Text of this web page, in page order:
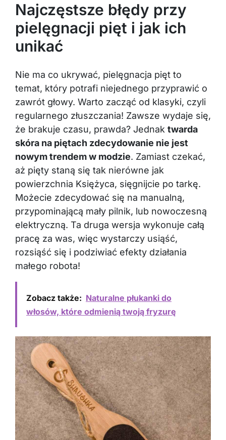
Najczęstsze błędy przy
pielęgnacji pięt i jak ich
unikać
Nie ma co ukrywać, pielęgnacja pięt to
temat, który potrafi niejednego przyprawić o
zawrót głowy. Warto zacząć od klasyki, czyli
regularnego złuszczania! Zawsze wydaje się,
że brakuje czasu, prawda? Jednak twarda
skóra na piętach zdecydowanie nie jest
nowym trendem w modzie. Zamiast czekać,
aż pięty staną się tak nierówne jak
powierzchnia Księżyca, sięgnijcie po tarkę.
Możecie zdecydować się na manualną,
przypominającą mały pilnik, lub nowoczesną
elektryczną. Ta druga wersja wykonuje całą
pracę za was, więc wystarczy usiąść,
rozsiąść się i podziwiać efekty działania
małego robota!
Zobacz także: Naturalne płukanki do
włosów, które odmienią twoją fryzurę